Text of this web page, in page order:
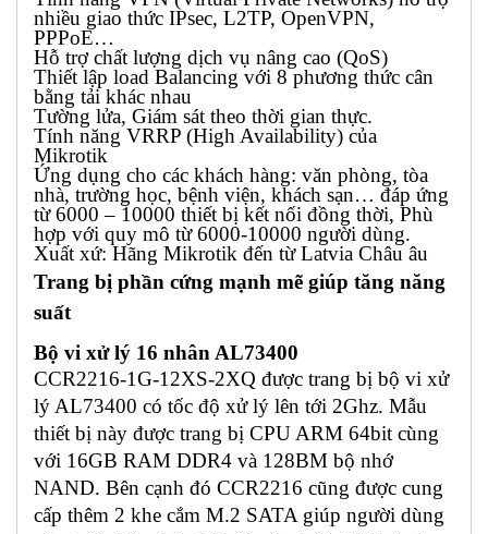
nhiều giao thức IPsec, L2TP, OpenVPN,
PPPoE…
Hỗ trợ chất lượng dịch vụ nâng cao (QoS)
Thiết lập load Balancing với 8 phương thức cân
bằng tải khác nhau
Tường lửa, Giám sát theo thời gian thực.
Tính năng VRRP (High Availability) của
Mikrotik
Ứng dụng cho các khách hàng: văn phòng, tòa
nhà, trường học, bệnh viện, khách sạn… đáp ứng
từ 6000 – 10000 thiết bị kết nối đồng thời, Phù
hợp với quy mô từ 6000-10000 người dùng.
Xuất xứ: Hãng Mikrotik đến từ Latvia Châu âu
Trang bị phần cứng mạnh mẽ giúp tăng năng
suất
Bộ vi xử lý 16 nhân AL73400
CCR2216-1G-12XS-2XQ được trang bị bộ vi xử
lý AL73400 có tốc độ xử lý lên tới 2Ghz. Mẫu
thiết bị này được trang bị CPU ARM 64bit cùng
với 16GB RAM DDR4 và 128BM bộ nhớ
NAND. Bên cạnh đó CCR2216 cũng được cung
cấp thêm 2 khe cắm M.2 SATA giúp người dùng